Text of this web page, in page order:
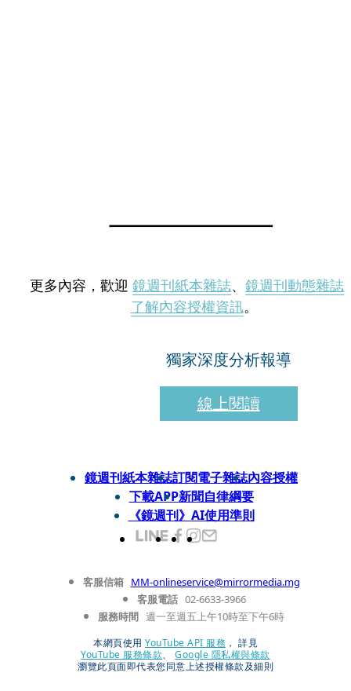
更多內容，歡迎 鏡週刊紙本雜誌、 鏡週刊動態雜誌
了解內容授權資訊。
獨家深度分析報導
線上閱讀
鏡週刊紙本雜誌訂閱電子雜誌內容授權
下載APP新聞自律綱要
《鏡週刊》AI使用準則
客服信箱 MM-onlineservice@mirrormedia.mg
客服電話 02-6633-3966
服務時間 週一至週五上午10時至下午6時
本網頁使用 YouTube API 服務 ， 詳見
YouTube 服務條款、
Google 隱私權與條款
瀏覽此頁面即代表您同意上述授權條款及細則